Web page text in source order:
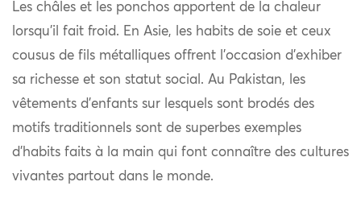
Les châles et les ponchos apportent de la chaleur
lorsqu’il fait froid. En Asie, les habits de soie et ceux
cousus de fils métalliques offrent l’occasion d’exhiber
sa richesse et son statut social. Au Pakistan, les
vêtements d’enfants sur lesquels sont brodés des
motifs traditionnels sont de superbes exemples
d’habits faits à la main qui font connaître des cultures
vivantes partout dans le monde.